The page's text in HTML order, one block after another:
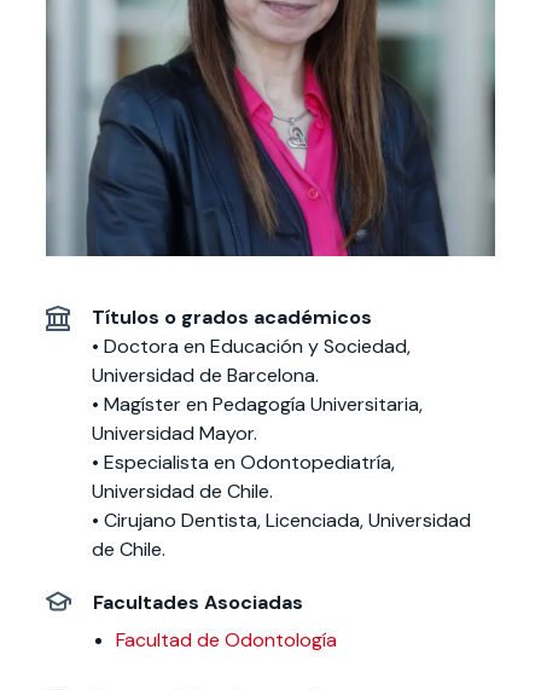
cursos
Especialidades y
estadías
Te puede
interesar:
International
students
Facultades
interesar:
2025
vinculación con la
sociedad
Extensión Cultural
Te puede interesar: Filantropía y Donaciones
intercambio
Servicios y apoyos
Te puede
interesar:
Explora el campus
Uandes
Noticias
estudiantiles
Títulos o grados académicos
• Doctora en Educación y Sociedad,
Universidad de Barcelona.
• Magíster en Pedagogía Universitaria,
Universidad Mayor.
• Especialista en Odontopediatría,
Universidad de Chile.
• Cirujano Dentista, Licenciada, Universidad
de Chile.
Facultades Asociadas
Facultad de Odontología